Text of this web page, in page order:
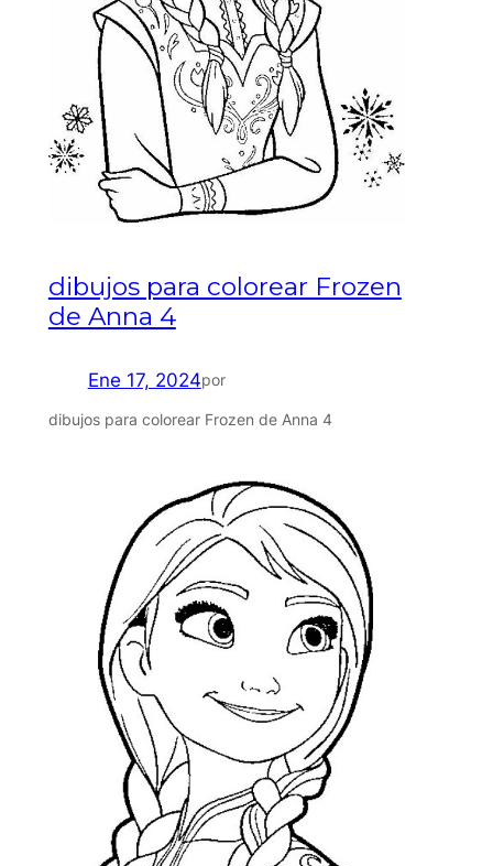
dibujos para colorear Frozen
de Anna 4
Ene 17, 2024por
dibujos para colorear Frozen de Anna 4